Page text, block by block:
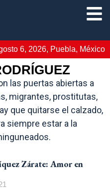
6, 2026, Puebla, México
las puertas abiertas a
migrantes, prostitutas,
que quitarse el calzado,
siempre estar a la
Zárate: Amor en